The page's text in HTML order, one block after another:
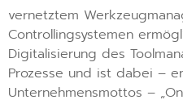
vernetztem
Controllingsystemen
Digitalisierung des
Prozesse und ist dabei –
Unternehmensmottos –